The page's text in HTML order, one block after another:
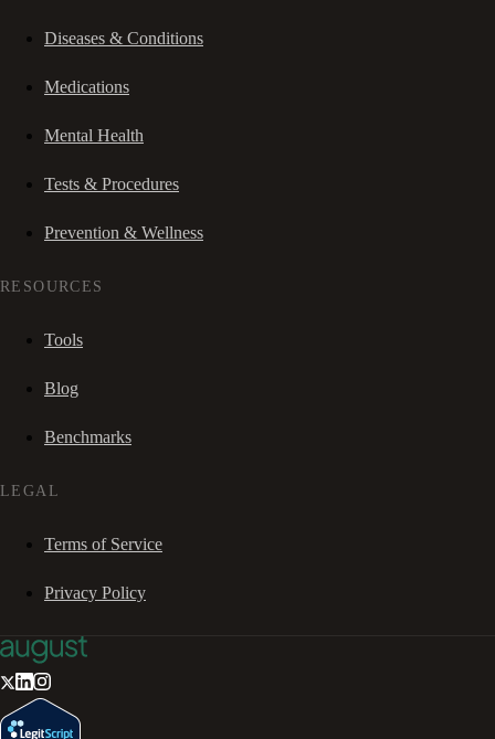
Diseases & Conditions
Medications
Mental Health
Tests & Procedures
Prevention & Wellness
RESOURCES
Tools
Blog
Benchmarks
LEGAL
Terms of Service
Privacy Policy